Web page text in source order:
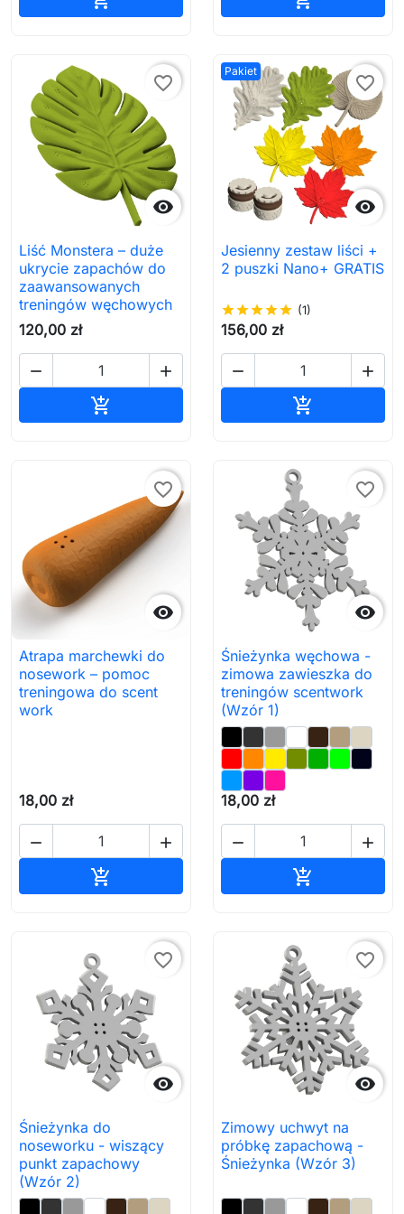

favorite_border
Liść Monstera – duże
ukrycie zapachów do
zaawansowanych
treningów węchowych
120,00 zł
 

Pakiet

favorite_border
Jesienny zestaw liści +
2 puszki Nano+ GRATIS
starstarstarstarstar (1)
156,00 zł
 


favorite_border
Atrapa marchewki do
nosework – pomoc
treningowa do scent
work
18,00 zł
 


favorite_border
Śnieżynka węchowa -
zimowa zawieszka do
treningów scentwork
(Wzór 1)
18,00 zł
 


favorite_border
Śnieżynka do
noseworku - wiszący
punkt zapachowy
(Wzór 2)

favorite_border
Zimowy uchwyt na
próbkę zapachową -
Śnieżynka (Wzór 3)